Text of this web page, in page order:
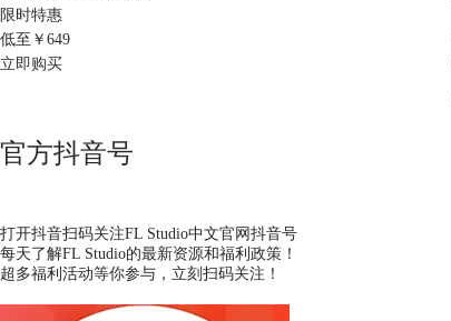
限时特惠
低至￥ 649
立即购买
官方抖音号
打开抖音扫码关注FL Studio中文官网抖音号
每天了解FL Studio的最新资源和福利政策！
超多福利活动等你参与，立刻扫码关注！